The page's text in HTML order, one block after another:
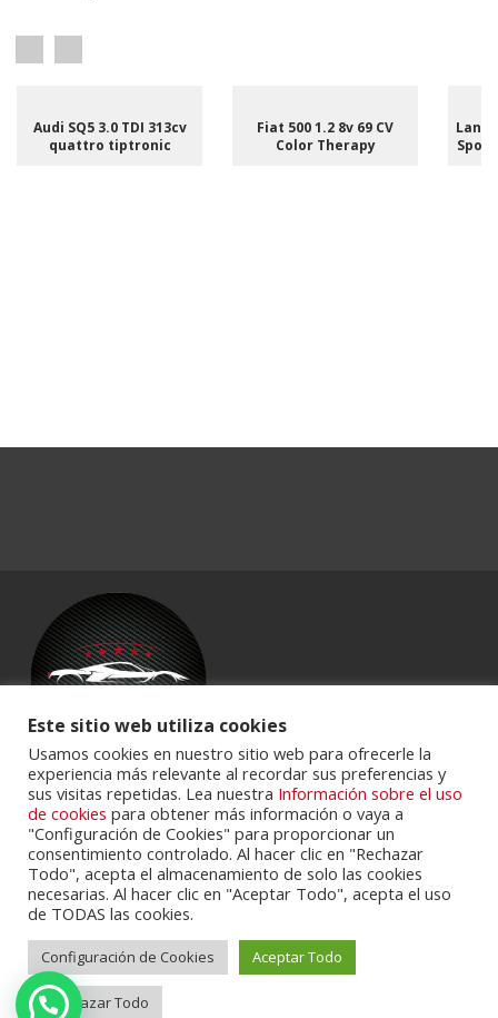
Audi SQ5 3.0 TDI 313cv
quattro tiptronic
Fiat 500 1.2 8v 69 CV
Color Therapy
Land
Sport
Powered byPortalclub.
Cookie Policy Privacy Policy
Este sitio web utiliza cookies
Usamos cookies en nuestro sitio web para ofrecerle la
experiencia más relevante al recordar sus preferencias y
sus visitas repetidas. Lea nuestra Información sobre el uso
de cookies para obtener más información o vaya a
"Configuración de Cookies" para proporcionar un
consentimiento controlado. Al hacer clic en "Rechazar
Todo", acepta el almacenamiento de solo las cookies
necesarias. Al hacer clic en "Aceptar Todo", acepta el uso
de TODAS las cookies.
Configuración de Cookies Aceptar Todo
Rechazar Todo